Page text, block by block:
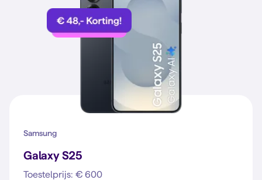
Samsung
Galaxy S25
Toestelprijs: € 600